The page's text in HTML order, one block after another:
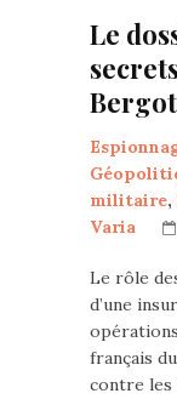
Le
militaire,
Varia
Le rôle
d’une
français
contre les